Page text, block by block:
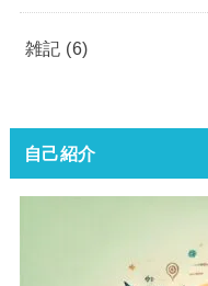
雑記 (6)
自己紹介